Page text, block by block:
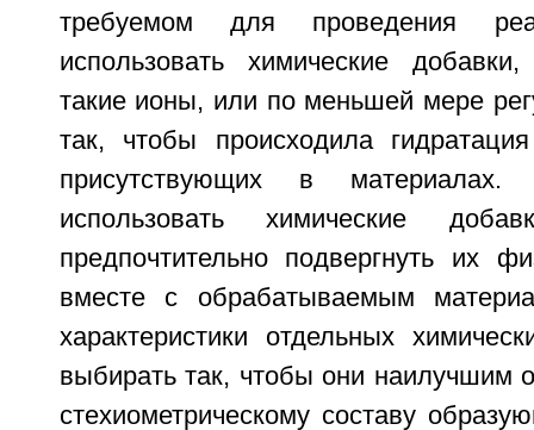
требуемом для проведения
использовать химические
такие ионы, или по меньшей мере
так, чтобы происходила
присутствующих в материалах.
использовать химические
предпочтительно подвергнуть их
вместе с обрабатываемым
характеристики отдельных
выбирать так, чтобы они наилучшим
стехиометрическому составу